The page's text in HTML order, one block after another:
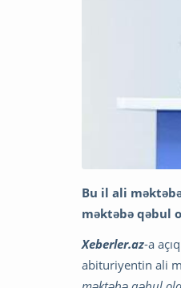
Bu il ali
məktəbə qəbul
Xeberler.az-a
abituriyentin ali